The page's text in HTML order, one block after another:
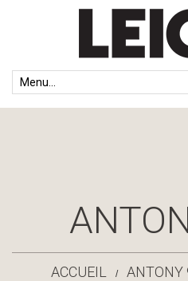
ACCUEIL ANTONY